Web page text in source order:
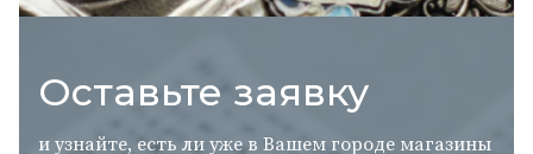
Оставьте заявку
и узнайте, есть ли уже в Вашем городе магазины